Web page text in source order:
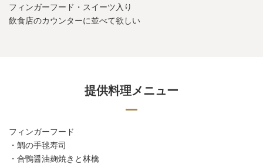
フィンガーフード・スイーツ入り
飲食店のカウンターに並べて欲しい
提供料理メニュー
フィンガーフード
・鯛の手毬寿司
・合鴨醤油麹焼きと林檎